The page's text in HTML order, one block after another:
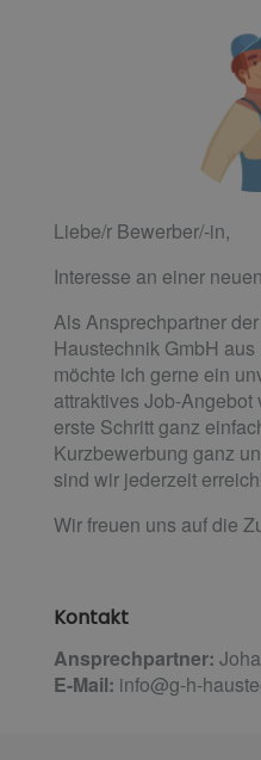
Liebe/r Bewerber/-in,
Interesse an einer
Als Ansprechpartner
Haustechnik GmbH
möchte ich gerne ein
attraktives Job-
erste Schritt ganz
Kurzbewerbung ganz
sind wir jederzeit
Wir freuen uns auf die
Kontakt
Ansprechpartner:
E-Mail: info@g-h-